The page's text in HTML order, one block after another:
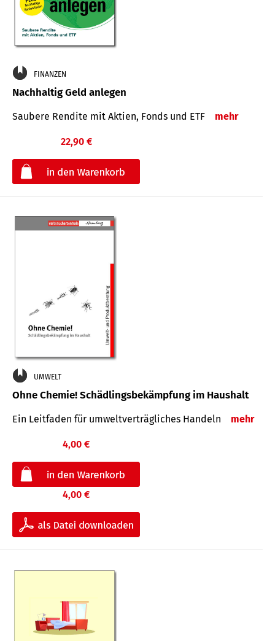
FINANZEN
Nachhaltig Geld anlegen
Saubere Rendite mit Aktien, Fonds und ETF mehr
22,90 €
UMWELT
Ohne Chemie! Schädlingsbekämpfung im Haushalt
Ein Leitfaden für um­welt­ver­träg­liches Han­deln mehr
4,00 €
4,00 €